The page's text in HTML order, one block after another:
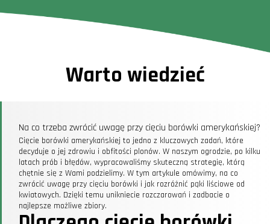
Warto wiedzieć
Na co trzeba zwrócić uwagę przy cięciu borówki amerykańskiej?
Cięcie borówki amerykańskiej to jedno z kluczowych zadań, które
decyduje o jej zdrowiu i obfitości plonów. W naszym ogrodzie, po kilku
latach prób i błędów, wypracowaliśmy skuteczną strategię, którą
chętnie się z Wami podzielimy. W tym artykule omówimy, na co
zwrócić uwagę przy cięciu borówki i jak rozróżnić pąki liściowe od
kwiatowych. Dzięki temu unikniecie rozczarowań i zadbacie o
najlepsze możliwe zbiory.